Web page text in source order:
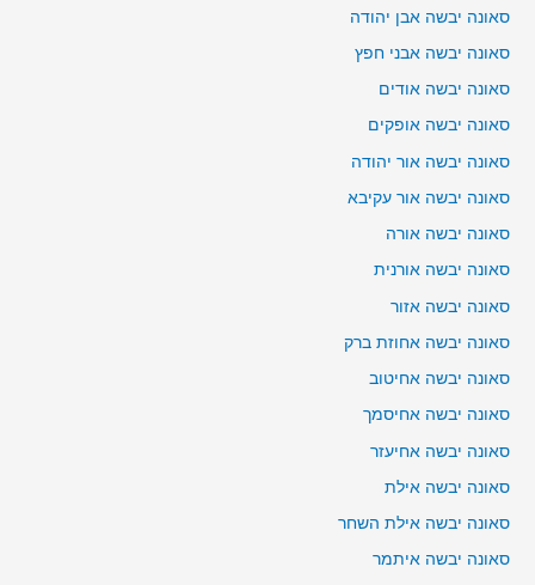
סאונה יבשה אבן יהודה
סאונה יבשה אבני חפץ
סאונה יבשה אודים
סאונה יבשה אופקים
סאונה יבשה אור יהודה
סאונה יבשה אור עקיבא
סאונה יבשה אורה
סאונה יבשה אורנית
סאונה יבשה אזור
סאונה יבשה אחוזת ברק
סאונה יבשה אחיטוב
סאונה יבשה אחיסמך
סאונה יבשה אחיעזר
סאונה יבשה אילת
סאונה יבשה אילת השחר
סאונה יבשה איתמר